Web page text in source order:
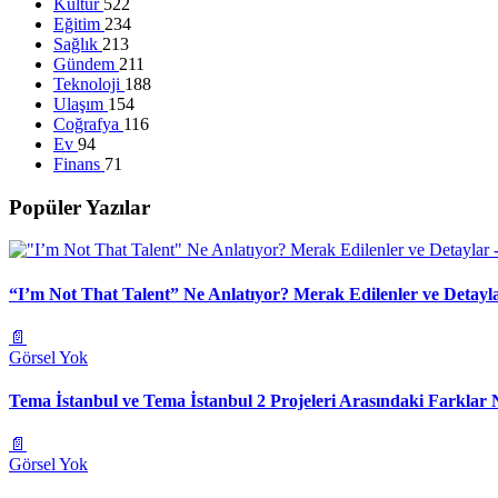
Eğitim 234
Sağlık 213
Gündem 211
Teknoloji 188
Ulaşım 154
Coğrafya 116
Ev 94
Finans 71
Popüler Yazılar
“I’m Not That Talent” Ne Anlatıyor? Merak Edilenler ve
📄
Görsel Yok
Tema İstanbul ve Tema İstanbul 2 Projeleri Arasındaki Farklar
📄
Görsel Yok